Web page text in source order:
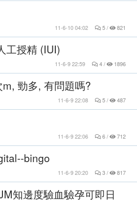
5 / 821
11-6-10 04:02
工授精 (IUI)
4 / 1896
11-6-9 22:59
勁多, 有問題嗎?
5 / 487
11-6-9 22:08
6 / 712
11-6-9 22:06
bingo
3 / 817
11-6-9 20:20
知邊度驗血驗孕可即日